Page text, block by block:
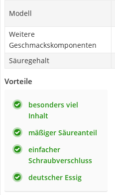
Modell
Weitere
Geschmackskomponenten
Säuregehalt
Vorteile
besonders viel
Inhalt
mäßiger Säureanteil
einfacher
Schraubverschluss
deutscher Essig